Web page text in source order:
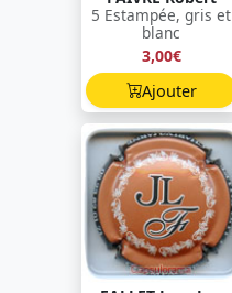
5 Estampée, gris et
blanc
3,00€
Ajouter